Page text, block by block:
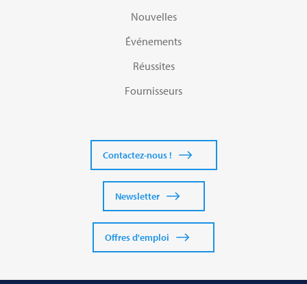
Nouvelles
Événements
Réussites
Fournisseurs
Contactez-nous !
Newsletter
Offres d'emploi